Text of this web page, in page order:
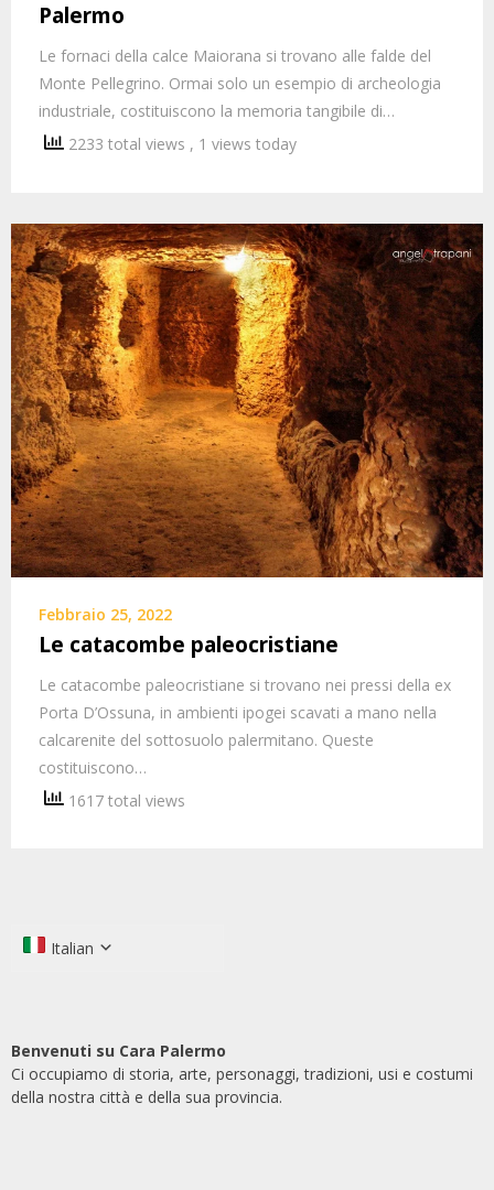
Palermo
Le fornaci della calce Maiorana si trovano alle falde del
Monte Pellegrino. Ormai solo un esempio di archeologia
industriale, costituiscono la memoria tangibile di…
2233 total views , 1 views today
Febbraio 25, 2022
Le catacombe paleocristiane
Le catacombe paleocristiane si trovano nei pressi della ex
Porta D’Ossuna, in ambienti ipogei scavati a mano nella
calcarenite del sottosuolo palermitano. Queste
costituiscono…
1617 total views
Italian
Benvenuti su Cara Palermo
Ci occupiamo di storia, arte, personaggi, tradizioni, usi e costumi
della nostra città e della sua provincia.